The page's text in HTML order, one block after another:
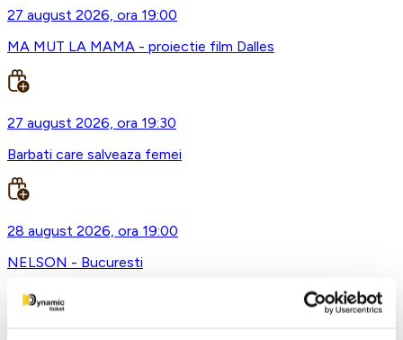
27 august 2026, ora 19:00
MA MUT LA MAMA - proiectie film Dalles
27 august 2026, ora 19:30
Barbati care salveaza femei
28 august 2026, ora 19:00
NELSON - Bucuresti